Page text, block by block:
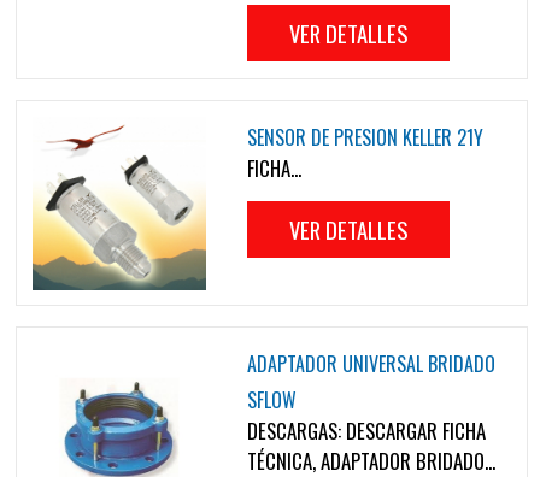
VER DETALLES
SENSOR DE PRESION KELLER 21Y
FICHA...
VER DETALLES
ADAPTADOR UNIVERSAL BRIDADO
SFLOW
DESCARGAS: DESCARGAR FICHA
TÉCNICA, ADAPTADOR BRIDADO...